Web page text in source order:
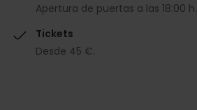
Apertura de puertas a las 18:00 h.
Tickets
Desde 45 €.